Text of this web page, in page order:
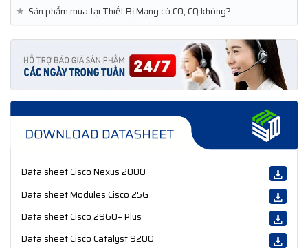
★ Sản phẩm mua tại Thiết Bị Mạng có CO, CQ không?
Data sheet Cisco Nexus 2000
Data sheet Modules Cisco 25G
Data sheet Cisco 2960+ Plus
Data sheet Cisco Catalyst 9200